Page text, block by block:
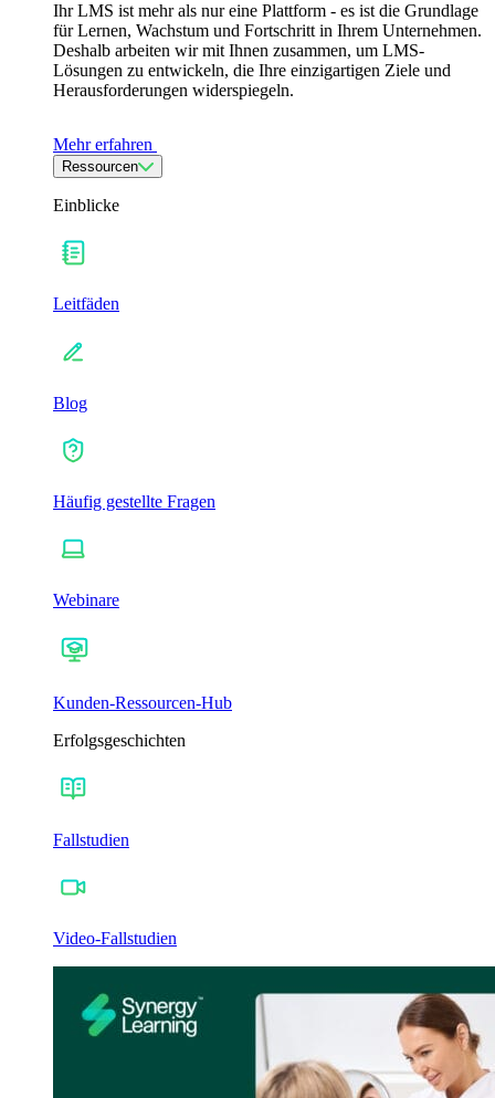
Ihr LMS ist mehr als nur eine Plattform - es ist die Grundlage
für Lernen, Wachstum und Fortschritt in Ihrem Unternehmen.
Deshalb arbeiten wir mit Ihnen zusammen, um LMS-
Lösungen zu entwickeln, die Ihre einzigartigen Ziele und
Herausforderungen widerspiegeln.
Mehr erfahren
Ressourcen
Einblicke
Leitfäden
Blog
Häufig gestellte Fragen
Webinare
Kunden-Ressourcen-Hub
Erfolgsgeschichten
Fallstudien
Video-Fallstudien